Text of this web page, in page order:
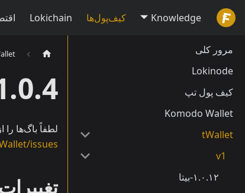
Knowledge کیف‌پول‌ها Lokichain
مرور کلی
Lokinode
کیف پول تپ
Komodo Wallet
tWallet
v1
۱.۰.۱۲-بیتا
beta
لطفاً باگ‌ها
issues
تغییرات